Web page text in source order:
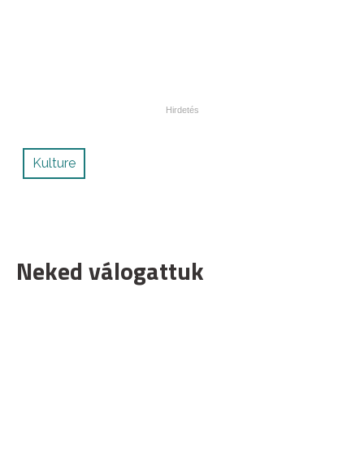
Kulture
Neked válogattuk